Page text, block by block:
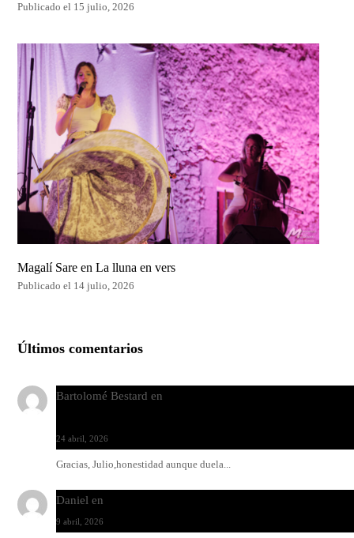
Publicado el 15 julio, 2026
Magalí Sare en La lluna en vers
Publicado el 14 julio, 2026
Últimos comentarios
Bartolomé Bestard en
24 abril, 2026
Gracias, Julio,honestidad aunque duela...
Daniel en
9 abril, 2026